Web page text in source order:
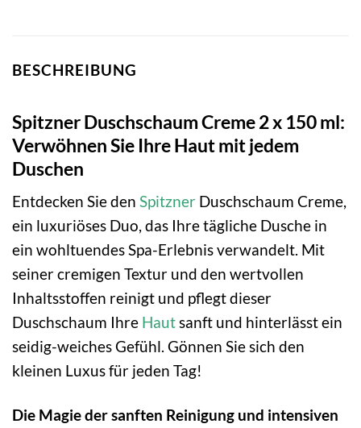
BESCHREIBUNG
Spitzner Duschschaum Creme 2 x 150 ml:
Verwöhnen Sie Ihre Haut mit jedem
Duschen
Entdecken Sie den Spitzner Duschschaum Creme,
ein luxuriöses Duo, das Ihre tägliche Dusche in
ein wohltuendes Spa-Erlebnis verwandelt. Mit
seiner cremigen Textur und den wertvollen
Inhaltsstoffen reinigt und pflegt dieser
Duschschaum Ihre Hautsanft und hinterlässt ein
seidig-weiches Gefühl. Gönnen Sie sich den
kleinen Luxus für jeden Tag!
Die Magie der sanften Reinigung und intensiven